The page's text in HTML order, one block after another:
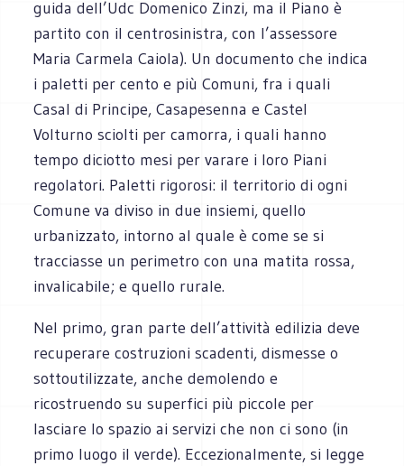
guida dell’Udc Domenico Zinzi, ma il Piano è
partito con il centrosinistra, con l’assessore
Maria Carmela Caiola). Un documento che indica
i paletti per cento e più Comuni, fra i quali
Casal di Principe, Casapesenna e Castel
Volturno sciolti per camorra, i quali hanno
tempo diciotto mesi per varare i loro Piani
regolatori. Paletti rigorosi: il territorio di ogni
Comune va diviso in due insiemi, quello
urbanizzato, intorno al quale è come se si
tracciasse un perimetro con una matita rossa,
invalicabile; e quello rurale.
Nel primo, gran parte dell’attività edilizia deve
recuperare costruzioni scadenti, dismesse o
sottoutilizzate, anche demolendo e
ricostruendo su superfici più piccole per
lasciare lo spazio ai servizi che non ci sono (in
primo luogo il verde). Eccezionalmente, si legge